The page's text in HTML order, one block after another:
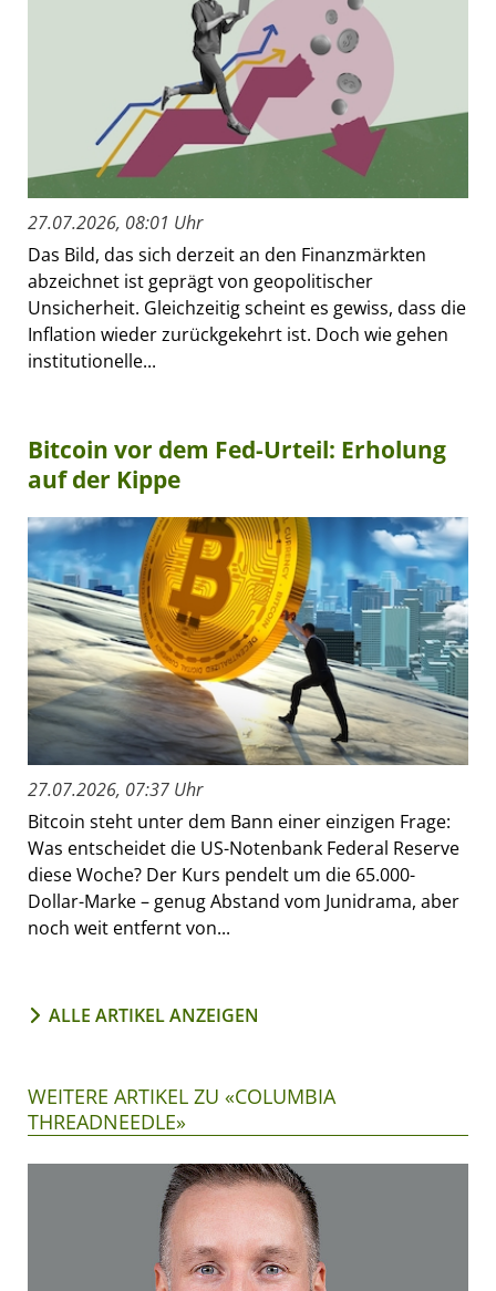
27.07.2026, 08:01 Uhr
Das Bild, das sich derzeit an den Finanzmärkten
abzeichnet ist geprägt von geopolitischer
Unsicherheit. Gleichzeitig scheint es gewiss, dass die
Inflation wieder zurückgekehrt ist. Doch wie gehen
institutionelle...
Bitcoin vor dem Fed-Urteil: Erholung
auf der Kippe
27.07.2026, 07:37 Uhr
Bitcoin steht unter dem Bann einer einzigen Frage:
Was entscheidet die US-Notenbank Federal Reserve
diese Woche? Der Kurs pendelt um die 65.000-
Dollar-Marke – genug Abstand vom Junidrama, aber
noch weit entfernt von...
ALLE ARTIKEL ANZEIGEN
WEITERE ARTIKEL ZU «COLUMBIA
THREADNEEDLE»